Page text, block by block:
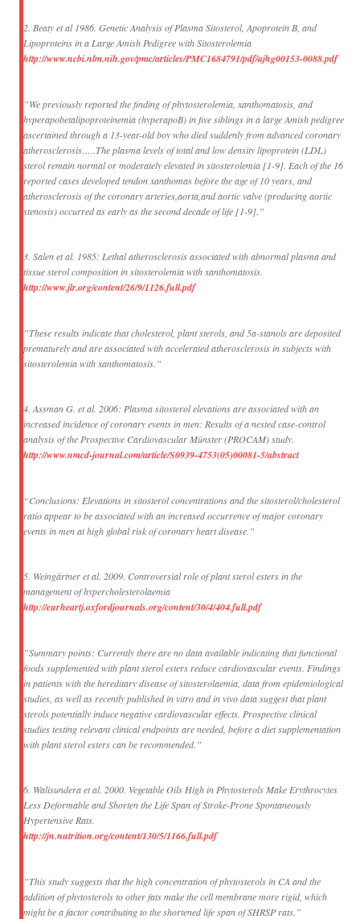
2. Beaty et al 1986. Genetic Analysis of Plasma Sitosterol, Apoprotein B, and
Lipoproteins in a Large Amish Pedigree with Sitosterolemia
http://www.ncbi.nlm.nih.gov/pmc/articles/PMC1684791/pdf/ajhg00153-0088.pdf
”We previously reported the finding of phytosterolemia, xanthomatosis, and
hyperapobetalipoproteinemia (hyperapoB) in five siblings in a large Amish pedigree
ascertained through a 13-year-old boy who died suddenly from advanced coronary
atherosclerosis…..The plasma levels of total and low density lipoprotein (LDL)
sterol remain normal or moderately elevated in sitosterolemia [1-9]. Each of the 16
reported cases developed tendon xanthomas before the age of 10 years, and
atherosclerosis of the coronary arteries,aorta,and aortic valve (producing aortic
stenosis) occurred as early as the second decade of life [1-9].”
3. Salen et al. 1985: Lethal atherosclerosis associated with abnormal plasma and
tissue sterol composition in sitosterolemia with xanthomatosis.
http://www.jlr.org/content/26/9/1126.full.pdf
”These results indicate that cholesterol, plant sterols, and 5a-stanols are deposited
prematurely and are associated with accelerated atherosclerosis in subjects with
sitosterolemia with xanthomatosis.”
4. Assman G. et al. 2006: Plasma sitosterol elevations are associated with an
increased incidence of coronary events in men: Results of a nested case-control
analysis of the Prospective Cardiovascular Münster (PROCAM) study.
http://www.nmcd-journal.com/article/S0939-4753(05)00081-5/abstract
“Conclusions: Elevations in sitosterol concentrations and the sitosterol/cholesterol
ratio appear to be associated with an increased occurrence of major coronary
events in men at high global risk of coronary heart disease.”
5. Weingärtner et al. 2009. Controversial role of plant sterol esters in the
management of hypercholesterolaemia
http://eurheartj.oxfordjournals.org/content/30/4/404.full.pdf
”Summary points: Currently there are no data available indicating that functional
foods supplemented with plant sterol esters reduce cardiovascular events. Findings
in patients with the hereditary disease of sitosterolaemia, data from epidemiological
studies, as well as recently published in vitro and in vivo data suggest that plant
sterols potentially induce negative cardiovascular effects. Prospective clinical
studies testing relevant clinical endpoints are needed, before a diet supplementation
with plant sterol esters can be recommended.”
6. Walisundera et al. 2000. Vegetable Oils High in Phytosterols Make Erythrocytes
Less Deformable and Shorten the Life Span of Stroke-Prone Spontaneously
Hypertensive Rats.
http://jn.nutrition.org/content/130/5/1166.full.pdf
”This study suggests that the high concentration of phytosterols in CA and the
addition of phytosterols to other fats make the cell membrane more rigid, which
might be a factor contributing to the shortened life span of SHRSP rats.”